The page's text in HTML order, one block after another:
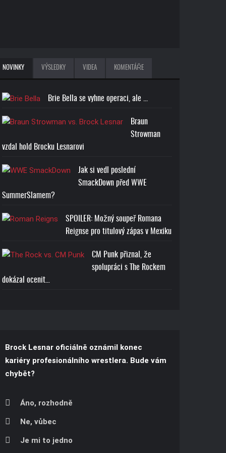
NOVINKY VÝSLEDKY VIDEA KOMENTÁŘE
Brie Bella se vyhne operaci, ale ...
Braun
Strowman
vzdal hold Brocku Lesnarovi
Jak si vedl poslední
SmackDown před WWE
SummerSlamem?
SPOILER: Možný soupeř Romana
Reignse pro titulový zápas v Mexiku
CM Punk přiznal, že
spolupráci s The Rockem
dokázal ocenit…
Brock Lesnar oficiálně oznámil konec
kariéry profesionálního wrestlera. Bude vám
chybět?
Áno, rozhodně
Ne, vůbec
Je mi to jedno